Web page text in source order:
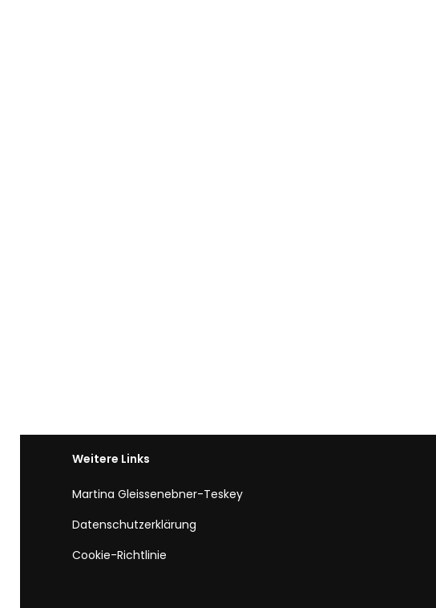
Weitere Links
Martina Gleissenebner-Teskey
Datenschutzerklärung
Cookie-Richtlinie